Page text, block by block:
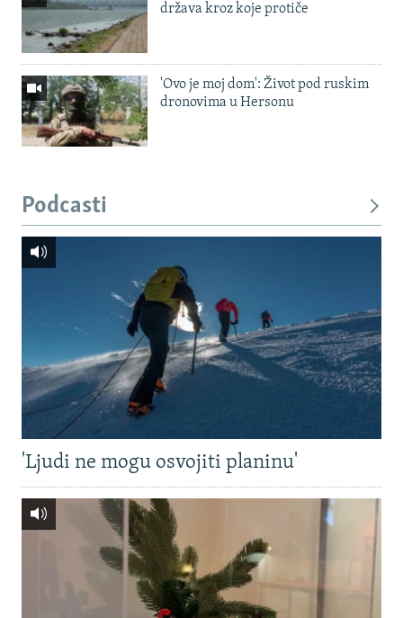
država kroz koje protiče
'Ovo je moj dom': Život pod ruskim
dronovima u Hersonu
Podcasti
'Ljudi ne mogu osvojiti planinu'